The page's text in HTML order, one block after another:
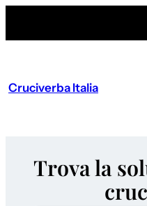
Cruciverba Italia
Trova la